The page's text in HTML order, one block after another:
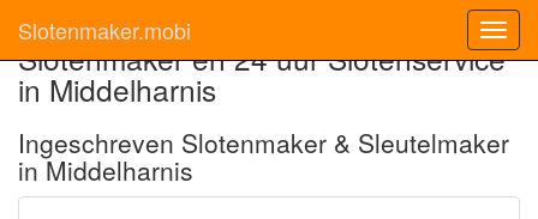
Slotenmaker.mobi
Slotenmaker en 24 uur Slotenservice
in Middelharnis
Ingeschreven Slotenmaker & Sleutelmaker
in Middelharnis